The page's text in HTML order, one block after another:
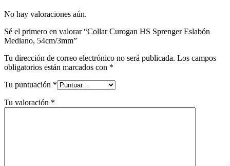
No hay valoraciones aún.
Sé el primero en valorar “Collar Curogan HS Sprenger Eslabón
Mediano, 54cm/3mm”
Tu dirección de correo electrónico no será publicada. Los campos
obligatorios están marcados con *
Tu puntuación *
Tu valoración *